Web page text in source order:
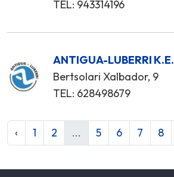
TEL: 943314196
ANTIGUA-LUBERRI K.E.
Bertsolari Xalbador, 9
TEL: 628498679
‹ 1 2 ... 5 6 7 8